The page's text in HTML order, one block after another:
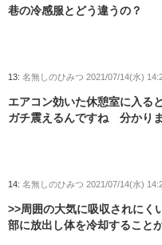
巷の冷感服とどう違うの？
13: 名無しのひみつ 2021/07/14(水)
エアコン効いた休憩室に入る
ガチ震えるんですね 分かり
14: 名無しのひみつ 2021/07/14(水)
>>周囲の大気に吸収されにく
部に放出し体を冷却すること